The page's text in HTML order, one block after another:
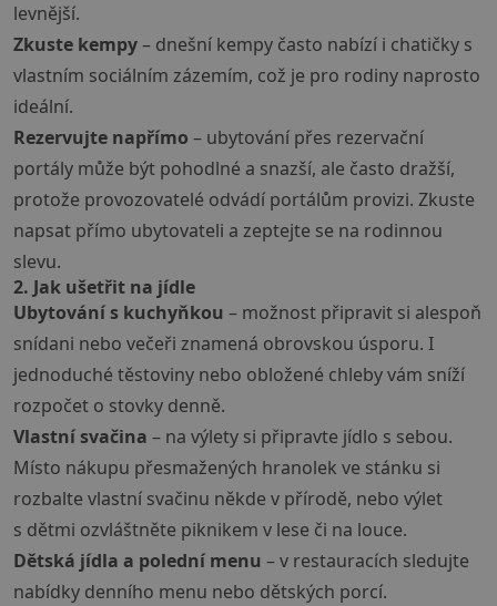
levnější.
Zkuste kempy– dnešní kempy často nabízí i chatičky s
vlastním sociálním zázemím, což je pro rodiny naprosto
ideální.
Rezervujte napřímo – ubytování přes rezervační
portály může být pohodlné a snazší, ale často dražší,
protože provozovatelé odvádí portálům provizi. Zkuste
napsat přímo ubytovateli a zeptejte se na rodinnou
slevu.
2. Jak ušetřit na jídle
Ubytování s kuchyňkou – možnost připravit si alespoň
snídani nebo večeři znamená obrovskou úsporu. I
jednoduché těstoviny nebo obložené chleby vám sníží
rozpočet o stovky denně.
Vlastní svačina – na výlety si připravte jídlo s sebou.
Místo nákupu přesmažených hranolek ve stánku si
rozbalte vlastní svačinu někde v přírodě, nebo výlet
s dětmi ozvláštněte piknikem v lese či na louce.
Dětská jídla a polední menu – v restauracích sledujte
nabídky denního menu nebo dětských porcí.